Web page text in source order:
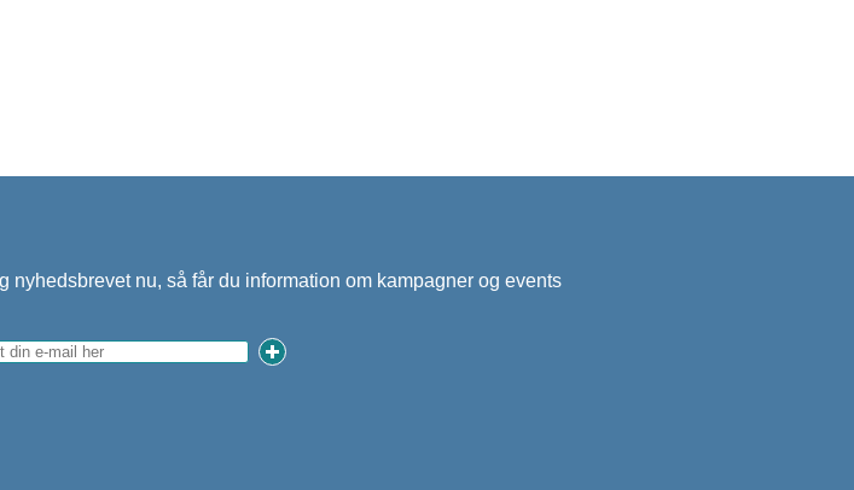
nu, så får du information om kampagner og events